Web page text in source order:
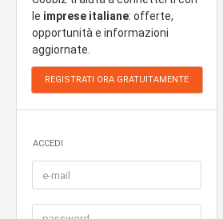
le imprese italiane: offerte,
opportunità e informazioni
aggiornate.
ACCEDI